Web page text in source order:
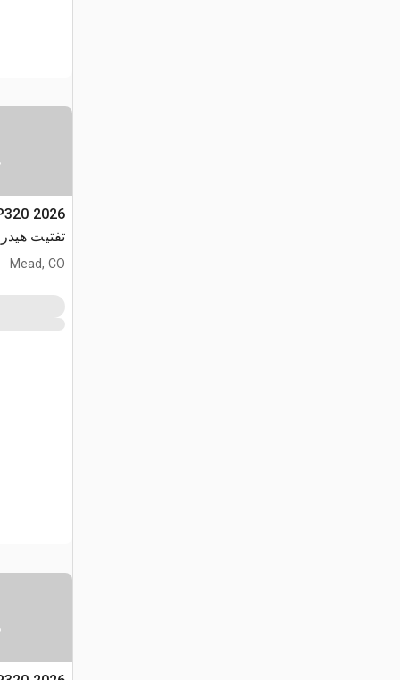
تفتيت
Mead, CO